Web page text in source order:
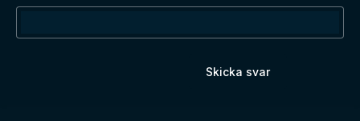
Skicka svar